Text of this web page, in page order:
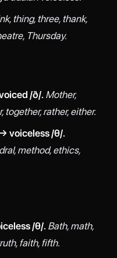
thing, three, thank,
Thursday.
/ð/. Mother,
together, rather, either.
voiceless /θ/.
method, ethics,
/θ/. Bath, math,
faith, fifth.